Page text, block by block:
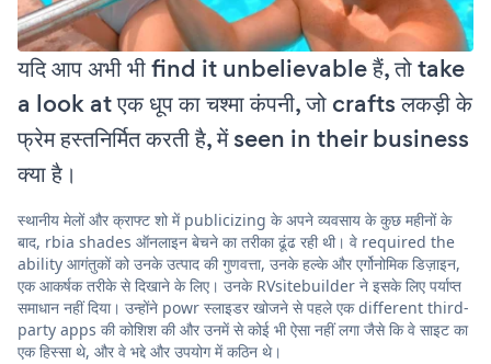
यदि आप अभी भी find it unbelievable हैं, तो take
a look at एक धूप का चश्मा कंपनी, जो crafts लकड़ी के
फ्रेम हस्तनिर्मित करती है, में seen in their business
क्या है।
स्थानीय मेलों और क्राफ्ट शो में publicizing के अपने व्यवसाय के कुछ महीनों के
बाद, rbia shades ऑनलाइन बेचने का तरीका ढूंढ रही थी। वे required the
ability आगंतुकों को उनके उत्पाद की गुणवत्ता, उनके हल्के और एर्गोनोमिक डिज़ाइन,
एक आकर्षक तरीके से दिखाने के लिए। उनके RVsitebuilder ने इसके लिए पर्याप्त
समाधान नहीं दिया। उन्होंने powr स्लाइडर खोजने से पहले एक different third-
party apps की कोशिश की और उनमें से कोई भी ऐसा नहीं लगा जैसे कि वे साइट का
एक हिस्सा थे, और वे भद्दे और उपयोग में कठिन थे।